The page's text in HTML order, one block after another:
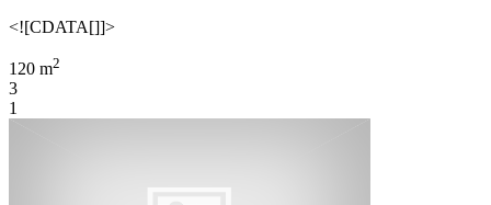
<![CDATA[]]>
120 m2
3
1